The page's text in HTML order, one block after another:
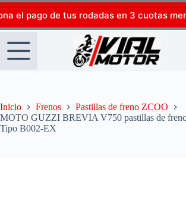
el pago de tus rodadas en 3 cuotas
Inicio Frenos
Pastillas de freno ZCOO
MOTO GUZZI BREVIA V750 pastillas de
Tipo B002-EX